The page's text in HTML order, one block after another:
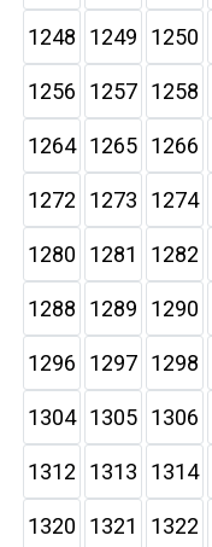
1248 1249 1250
1256 1257 1258
1264 1265 1266
1272 1273 1274
1280 1281 1282
1288 1289 1290
1296 1297 1298
1304 1305 1306
1312 1313 1314
1320 1321 1322